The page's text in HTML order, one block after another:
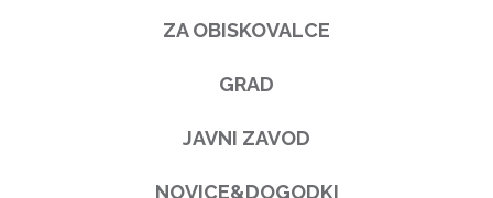
ZA OBISKOVALCE
GRAD
JAVNI ZAVOD
NOVICE&DOGODKI